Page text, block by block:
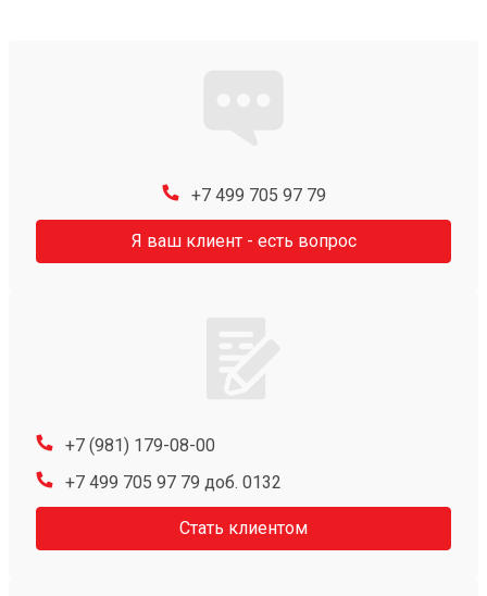
+7 499 705 97 79
Я ваш клиент - есть вопрос
+7 (981) 179-08-00
+7 499 705 97 79 доб. 0132
Стать клиентом